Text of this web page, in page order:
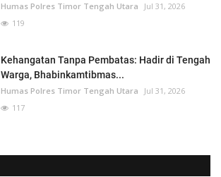
Humas Polres Timor Tengah Utara
Jul 31, 2026
119
Kehangatan Tanpa Pembatas: Hadir di Tengah
Warga, Bhabinkamtibmas...
Humas Polres Timor Tengah Utara
Jul 31, 2026
117